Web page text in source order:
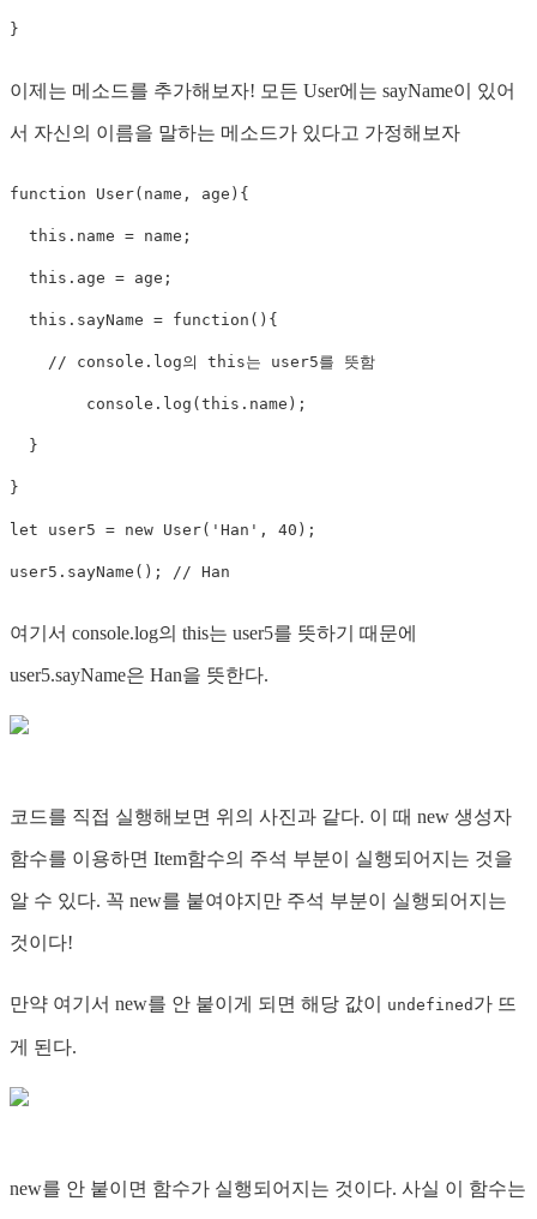
}
이제는 메소드를 추가해보자! 모든 User에는 sayName이 있어
서 자신의 이름을 말하는 메소드가 있다고 가정해보자
function User( name , age ) {
this . name = name ;
this . age = age ;
this . sayName = function ( ) {
// console.log의 this는 user5를 뜻함
  	console
. log ( this . name ) ;
}
}
let user5 = new User( 'Han' , 40 ) ;
user5 . sayName ( ) ; // Han
여기서 console.log의 this는 user5를 뜻하기 때문에
user5.sayName은 Han을 뜻한다.
코드를 직접 실행해보면 위의 사진과 같다. 이 때 new 생성자
함수를 이용하면 Item함수의 주석 부분이 실행되어지는 것을
알 수 있다. 꼭 new를 붙여야지만 주석 부분이 실행되어지는
것이다!
만약 여기서 new를 안 붙이게 되면 해당 값이 undefined 가 뜨
게 된다.
new를 안 붙이면 함수가 실행되어지는 것이다. 사실 이 함수는